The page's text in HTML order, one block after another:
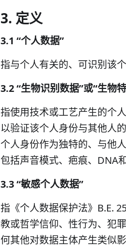
3. 定义
3.1 “个人数据”
指与个人有关的、可识别该
3.2 “生物识别数据”或“生物
指使用技术或工艺产生的个
以验证该个人身份与其他人
个人身份作为独特的、与他
包括声音模式、疤痕、DNA
3.3 “敏感个人数据”
指《个人数据保护法》B.E.
教或哲学信仰、性行为、犯
何其他对数据主体产生类似